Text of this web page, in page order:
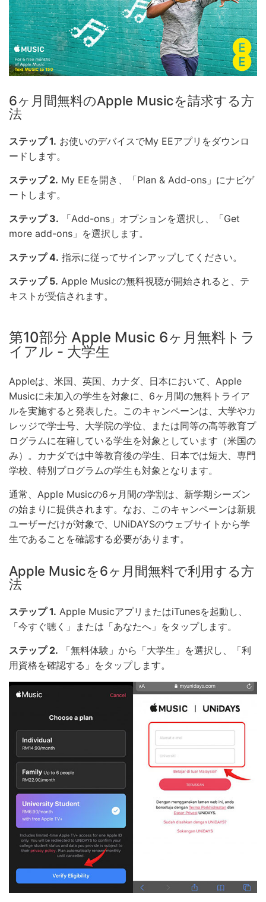
6ヶ月間無料のApple Musicを請求する方
法
ステップ 1. お使いのデバイスでMy EEアプリをダウンロ
ードします。
ステップ 2. My EEを開き、「Plan & Add-ons」にナビゲ
ートします。
ステップ 3. 「Add-ons」オプションを選択し、「Get
more add-ons」を選択します。
ステップ 4. 指示に従ってサインアップしてください。
ステップ 5. Apple Musicの無料視聴が開始されると、テ
キストが受信されます。
第10部分 Apple Music 6ヶ月無料トラ
イアル - 大学生
Appleは、米国、英国、カナダ、日本において、Apple
Musicに未加入の学生を対象に、6ヶ月間の無料トライア
ルを実施すると発表した。このキャンペーンは、大学やカ
レッジで学士号、大学院の学位、または同等の高等教育プ
ログラムに在籍している学生を対象としています（米国の
み）。カナダでは中等教育後の学生、日本では短大、専門
学校、特別プログラムの学生も対象となります。
通常、Apple Musicの6ヶ月間の学割は、新学期シーズン
の始まりに提供されます。なお、このキャンペーンは新規
ユーザーだけが対象で、UNiDAYSのウェブサイトから学
生であることを確認する必要があります。
Apple Musicを6ヶ月間無料で利用する方
法
ステップ 1. Apple MusicアプリまたはiTunesを起動し、
「今すぐ聴く」または「あなたへ」をタップします。
ステップ 2. 「無料体験」から「大学生」を選択し、「利
用資格を確認する」をタップします。